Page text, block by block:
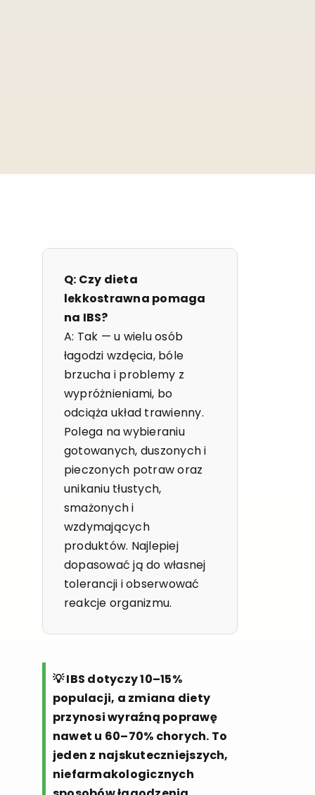
Q: Czy dieta
lekkostrawna pomaga
na IBS?
A: Tak — u wielu osób
łagodzi wzdęcia, bóle
brzucha i problemy z
wypróżnieniami, bo
odciąża układ trawienny.
Polega na wybieraniu
gotowanych, duszonych i
pieczonych potraw oraz
unikaniu tłustych,
smażonych i
wzdymających
produktów. Najlepiej
dopasować ją do własnej
tolerancji i obserwować
reakcje organizmu.
💡 IBS dotyczy 10–15%
populacji, a zmiana diety
przynosi wyraźną poprawę
nawet u 60–70% chorych. To
jeden z najskuteczniejszych,
niefarmakologicznych